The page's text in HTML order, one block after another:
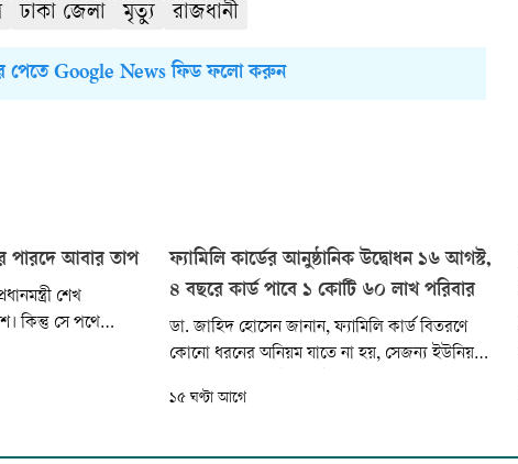
ঢাকা জেলা মৃত্যু রাজধানী
পেতে Google News ফিড ফলো করুন
পারদে আবার তাপ
শেখ
কিন্তু সে পথে
দুই দেশের সম্পর্ক
ফ্যামিলি কার্ডের আনুষ্ঠানিক উদ্বোধন ১৬ আগস্ট,
৪ বছরে কার্ড পাবে ১ কোটি ৬০ লাখ পরিবার
ডা. জাহিদ হোসেন জানান, ফ্যামিলি কার্ড বিতরণে
কোনো ধরনের অনিয়ম যাতে না হয়, সেজন্য ইউনিয়ন
জনপ্রতিনিধি ও সংশ্লিষ্ট কর্মকর্তাদের মাধ্যমে তথ্য
ব্যবস্থাও রাখা হবে।
১৫ ঘণ্টা আগে